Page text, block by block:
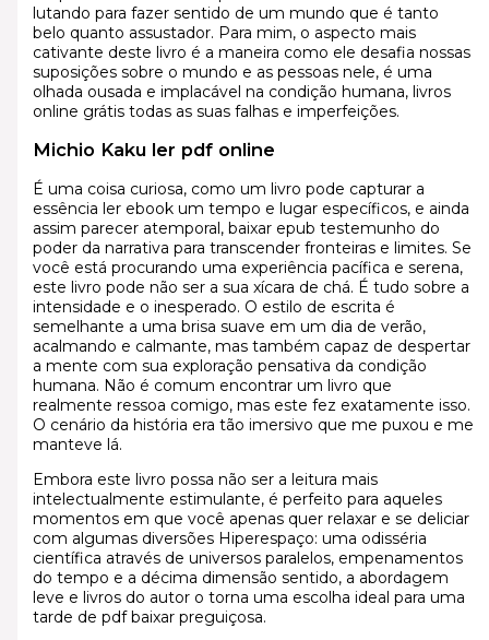
lutando para fazer sentido de um mundo que é tanto
belo quanto assustador. Para mim, o aspecto mais
cativante deste livro é a maneira como ele desafia nossas
suposições sobre o mundo e as pessoas nele, é uma
olhada ousada e implacável na condição humana, livros
online grátis todas as suas falhas e imperfeições.
Michio Kaku ler pdf online
É uma coisa curiosa, como um livro pode capturar a
essência ler ebook um tempo e lugar específicos, e ainda
assim parecer atemporal, baixar epub testemunho do
poder da narrativa para transcender fronteiras e limites. Se
você está procurando uma experiência pacífica e serena,
este livro pode não ser a sua xícara de chá. É tudo sobre a
intensidade e o inesperado. O estilo de escrita é
semelhante a uma brisa suave em um dia de verão,
acalmando e calmante, mas também capaz de despertar
a mente com sua exploração pensativa da condição
humana. Não é comum encontrar um livro que
realmente ressoa comigo, mas este fez exatamente isso.
O cenário da história era tão imersivo que me puxou e me
manteve lá.
Embora este livro possa não ser a leitura mais
intelectualmente estimulante, é perfeito para aqueles
momentos em que você apenas quer relaxar e se deliciar
com algumas diversões Hiperespaço: uma odisséria
científica através de universos paralelos, empenamentos
do tempo e a décima dimensão sentido, a abordagem
leve e livros do autor o torna uma escolha ideal para uma
tarde de pdf baixar preguiçosa.